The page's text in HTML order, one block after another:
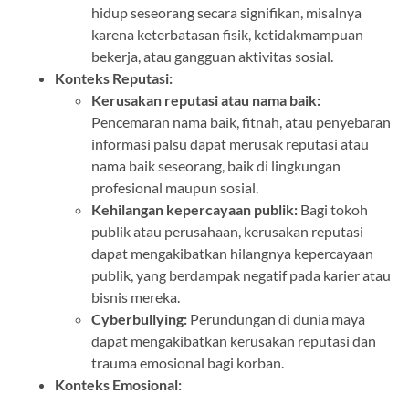
hidup seseorang secara signifikan, misalnya
karena keterbatasan fisik, ketidakmampuan
bekerja, atau gangguan aktivitas sosial.
Konteks Reputasi:
Kerusakan reputasi atau nama baik:
Pencemaran nama baik, fitnah, atau penyebaran
informasi palsu dapat merusak reputasi atau
nama baik seseorang, baik di lingkungan
profesional maupun sosial.
Kehilangan kepercayaan publik: Bagi tokoh
publik atau perusahaan, kerusakan reputasi
dapat mengakibatkan hilangnya kepercayaan
publik, yang berdampak negatif pada karier atau
bisnis mereka.
Cyberbullying: Perundungan di dunia maya
dapat mengakibatkan kerusakan reputasi dan
trauma emosional bagi korban.
Konteks Emosional: